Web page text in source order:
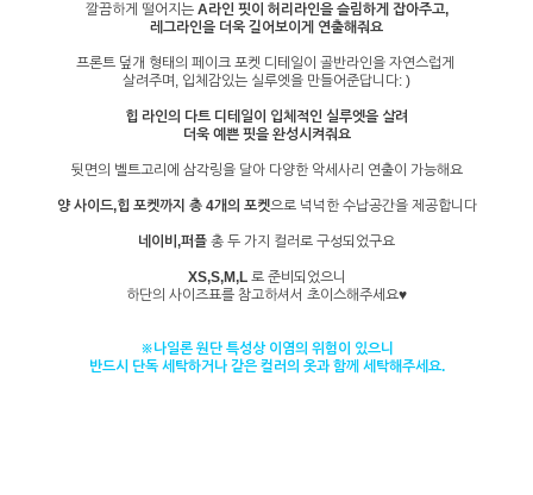
깔끔하게 떨어지는 A라인 핏이 허리라인을 슬림하게 잡아주고,
레그라인을 더욱 길어보이게 연출해줘요
프론트 덮개 형태의 페이크 포켓 디테일이 골반라인을 자연스럽게
살려주며, 입체감있는 실루엣을 만들어준답니다: )
힙 라인의 다트 디테일이 입체적인 실루엣을 살려
더욱 예쁜 핏을 완성시켜줘요
뒷면의 벨트고리에 삼각링을 달아 다양한 악세사리 연출이 가능해요
양 사이드,힙 포켓까지 총 4개의 포켓으로 넉넉한 수납공간을 제공합니다
네이비,퍼플 총 두 가지 컬러로 구성되었구요
XS,S,M,L로 준비되었으니
하단의 사이즈표를 참고하셔서 초이스해주세요♥
※나일론 원단 특성상 이염의 위험이 있으니
반드시 단독 세탁하거나 같은 컬러의 옷과 함께 세탁해주세요.